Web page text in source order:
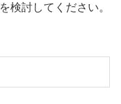
検討してください。